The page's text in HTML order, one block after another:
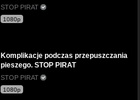
STOP PIRAT
1080p
Komplikacje podczas przepuszczania
pieszego. STOP PIRAT
STOP PIRAT
1080p